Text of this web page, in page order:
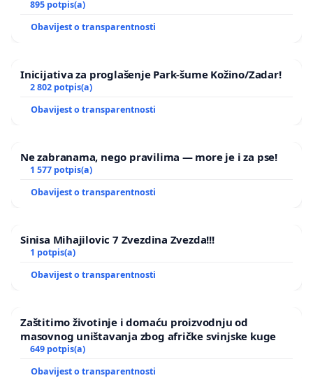
895 potpis(a)
Obavijest o transparentnosti
Inicijativa za proglašenje Park-šume Kožino/Zadar!
2 802 potpis(a)
Obavijest o transparentnosti
Ne zabranama, nego pravilima — more je i za pse!
1 577 potpis(a)
Obavijest o transparentnosti
Sinisa Mihajilovic 7 Zvezdina Zvezda!!!
1 potpis(a)
Obavijest o transparentnosti
Zaštitimo životinje i domaću proizvodnju od
masovnog uništavanja zbog afričke svinjske kuge
649 potpis(a)
Obavijest o transparentnosti